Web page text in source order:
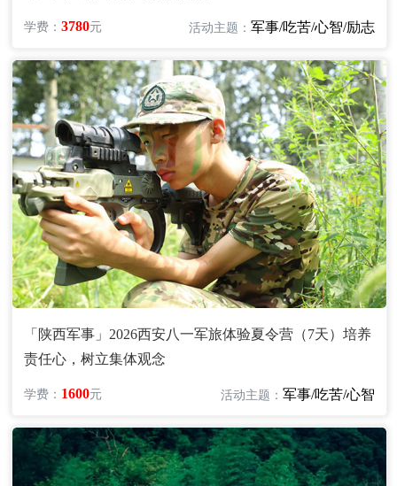
学费：3780元 活动主题： 军事/吃苦/心智/励志
「陕西军事」2026西安八一军旅体验夏令营（7天）培养
责任心，树立集体观念
学费： 1600元 活动主题： 军事/吃苦/心智